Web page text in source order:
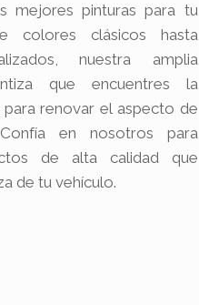
mejores pinturas para tu
colores clásicos hasta
nuestra amplia
que encuentres la
renovar el aspecto de
en nosotros para
de alta calidad que
de tu vehículo.